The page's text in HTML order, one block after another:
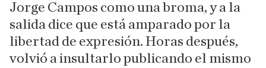
Jorge Campos como una broma, y a la
salida dice que está amparado por la
libertad de expresión. Horas después,
volvió a insultarlo publicando el mismo